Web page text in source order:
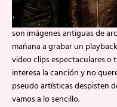
son imágenes antiguas de
mañana a grabar un
video clips espectaculares o
interesa la canción y no
pseudo artísticas despisten
vamos a lo sencillo.